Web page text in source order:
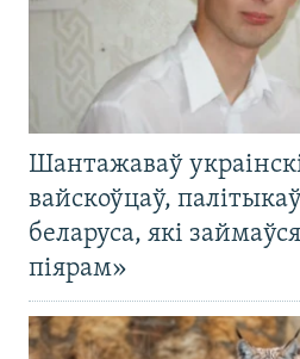
Шантажаваў
вайскоўцаў,
беларуса, які
піярам»